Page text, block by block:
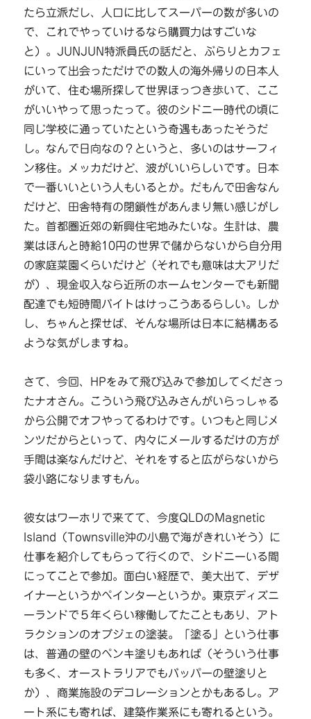
たら立派だし、人口に比してスーパーの数が多いの
で、これでやっていけるなら購買力はすごいな
と）。JUNJUN特派員氏の話だと、ぶらりとカフェ
にいって出会っただけでの数人の海外帰りの日本人
がいて、住む場所探して世界ほっつき歩いて、ここ
がいいやって思ったって。彼のシドニー時代の頃に
同じ学校に通っていたという奇遇もあったそうだ
し。なんで日向なの？というと、多いのはサーフィ
ン移住。メッカだけど、波がいいらしいです。日本
で一番いいという人もいるとか。だもんで田舎なん
だけど、田舎特有の閉鎖性があんまり無い感じがし
た。首都圏近郊の新興住宅地みたいな。生計は、農
業はほんと時給10円の世界で儲からないから自分用
の家庭菜園くらいだけど（それでも意味は大アリだ
が）、現金収入なら近所のホームセンターでも新聞
配達でも短時間バイトはけっこうあるらしい。しか
し、ちゃんと探せば、そんな場所は日本に結構ある
ような気がしますね。
さて、今回、HPをみて飛び込みで参加してくださっ
たナオさん。こういう飛び込みさんがいらっしゃる
から公開でオフやってるわけです。いつもと同じメ
ンツだからといって、内々にメールするだけの方が
手間は楽なんだけど、それをすると広がらないから
袋小路になりますもん。
彼女はワーホリで来てて、今度QLDのMagnetic
Island（Townsville沖の小島で海がきれいそう）に
仕事を紹介してもらって行くので、シドニーいる間
にってことで参加。面白い経歴で、美大出て、デザ
イナーというかペインターというか。東京ディズニ
ーランドで５年くらい稼働してたこともあり、アト
ラクションのオブジェの塗装。「塗る」という仕事
は、普通の壁のペンキ塗りもあれば（そういう仕事
も多く、オーストラリアでもバッパーの壁塗りと
か）、商業施設のデコレーションとかもあるし。ア
ート系にも寄れば、建築作業系にも寄れるという。